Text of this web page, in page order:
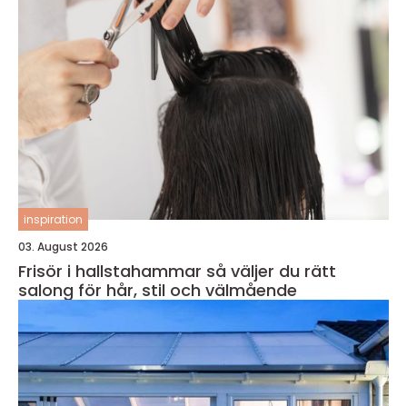
inspiration
03. August 2026
Frisör i hallstahammar så väljer du rätt
salong för hår, stil och välmående